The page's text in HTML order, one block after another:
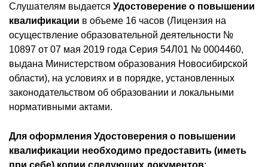
Слушателям выдается Удостоверение о повышении
квалификации в объеме 16 часов (Лицензия на
осуществление образовательной деятельности №
10897 от 07 мая 2019 года Серия 54Л01 № 0004460,
выдана Министерством образования Новосибирской
области), на условиях и в порядке, установленных
законодательством об образовании и локальными
нормативными актами.
Для оформления Удостоверения о повышении
квалификации необходимо предоставить (иметь
при себе) копии следующих документов: